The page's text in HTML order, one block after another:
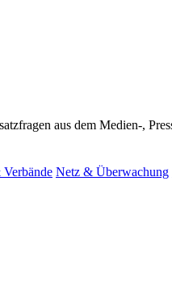
aus dem Medien-,
Netz & Überwachung